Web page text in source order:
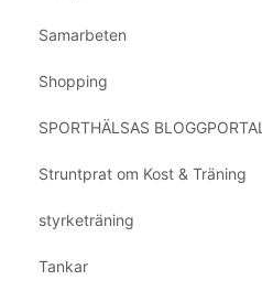
Samarbeten
Shopping
SPORTHÄLSAS BLOGGPORTAL
Struntprat om Kost & Träning
styrketräning
Tankar